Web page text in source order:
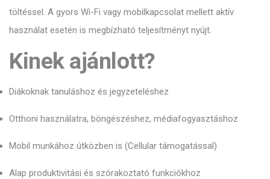
töltéssel. A gyors Wi-Fi vagy mobilkapcsolat mellett aktív
használat esetén is megbízható teljesítményt nyújt.
Kinek ajánlott?
Diákoknak tanuláshoz és jegyzeteléshez
Otthoni használatra, böngészéshez, médiafogyasztáshoz
Mobil munkához útközben is (Cellular támogatással)
Alap produktivitási és szórakoztató funkciókhoz